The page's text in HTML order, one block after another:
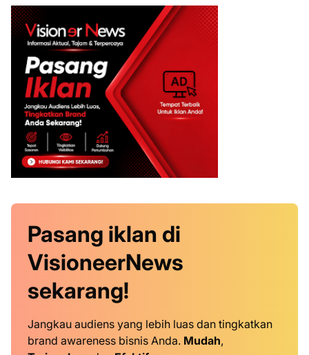
Pasang iklan di
VisioneerNews
sekarang!
Jangkau audiens yang lebih luas dan tingkatkan
brand awareness bisnis Anda. Mudah,